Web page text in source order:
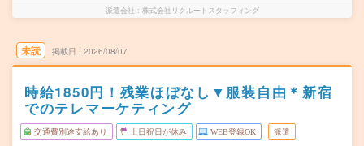
派遣会社 株式会社リクルートスタッフィング
未読 掲載日 2026/08/07
時給1850円！残業ほぼなし▼服装自由＊新宿
でのテレマーケティング
交通費別途支給あり 土日祝日が休み WEB登録OK 派遣